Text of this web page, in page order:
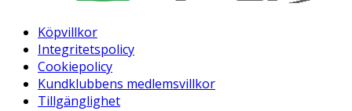
Köpvillkor
Integritetspolicy
Cookiepolicy
Kundklubbens medlemsvillkor
Tillgänglighet